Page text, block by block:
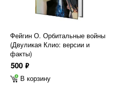
Фейгин О. Орбитальные войны
(Двуликая Клио: версии и
факты)
500 ф
В корзину